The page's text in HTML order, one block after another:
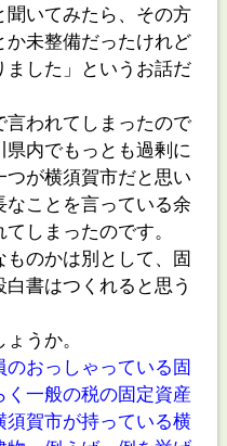
いてみたら、その方
か未整備だったけれど
ました」というお話だ
われてしまったので
内でもっとも過剰に
が横須賀市だと思い
なことを言っている余
しまったのです。
のかは別として、固
書はつくれると思う
うか。
おっしゃっている固
一般の税の固定資産
賀市が持っている横